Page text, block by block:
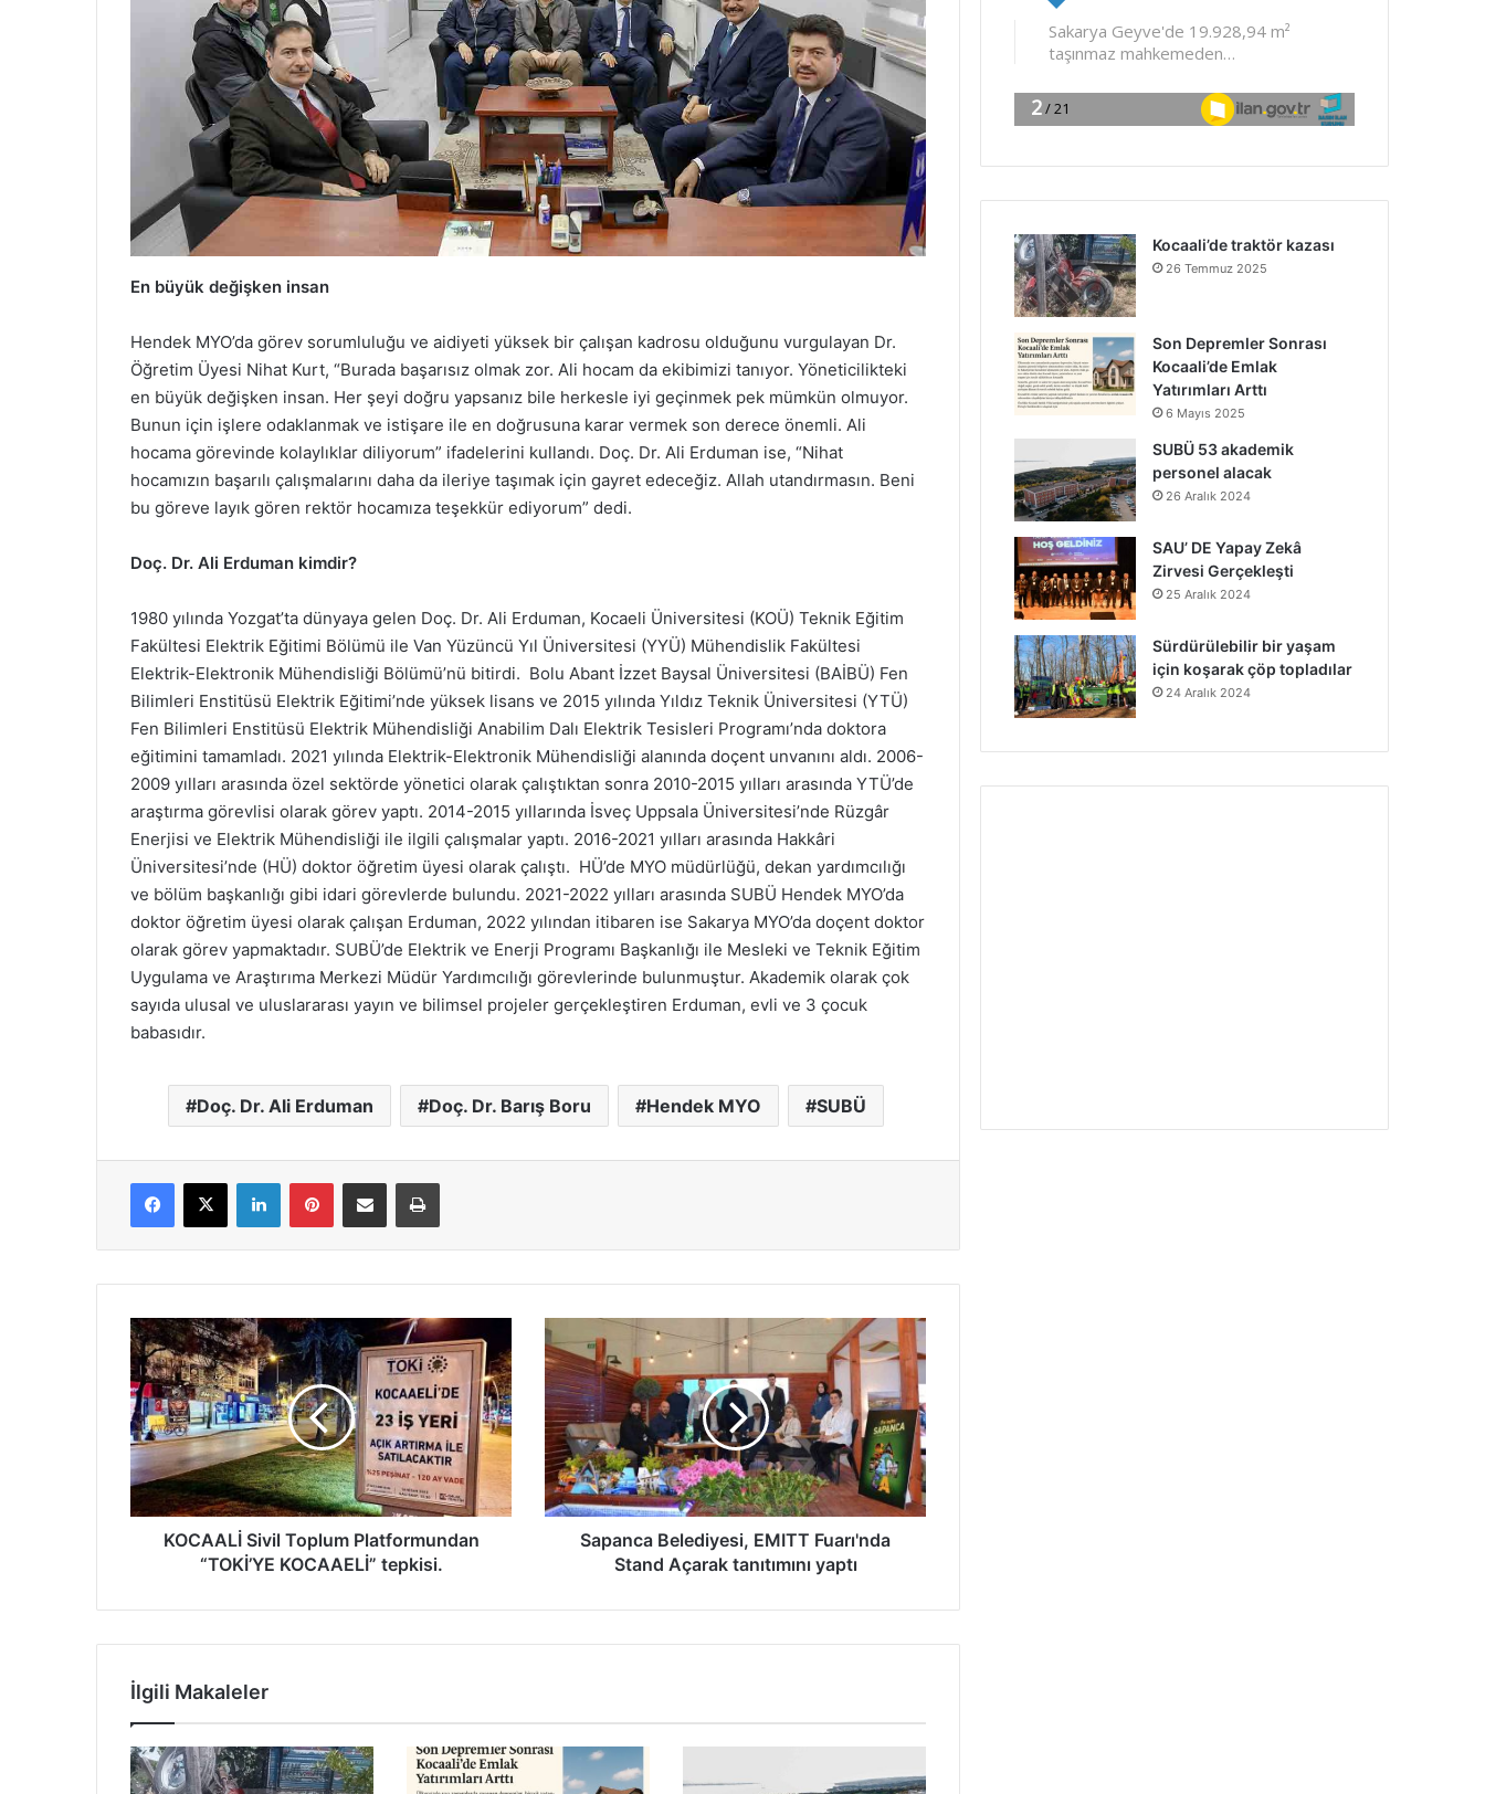
En büyük değişken insan
Hendek MYO’da görev sorumluluğu ve aidiyeti yüksek bir çalışan kadrosu olduğunu vurgulayan Dr.
Öğretim Üyesi Nihat Kurt, “Burada başarısız olmak zor. Ali hocam da ekibimizi tanıyor. Yöneticilikteki
en büyük değişken insan. Her şeyi doğru yapsanız bile herkesle iyi geçinmek pek mümkün olmuyor.
Bunun için işlere odaklanmak ve istişare ile en doğrusuna karar vermek son derece önemli. Ali
hocama görevinde kolaylıklar diliyorum” ifadelerini kullandı. Doç. Dr. Ali Erduman ise, “Nihat
hocamızın başarılı çalışmalarını daha da ileriye taşımak için gayret edeceğiz. Allah utandırmasın. Beni
bu göreve layık gören rektör hocamıza teşekkür ediyorum” dedi.
Doç. Dr. Ali Erduman kimdir?
1980 yılında Yozgat’ta dünyaya gelen Doç. Dr. Ali Erduman, Kocaeli Üniversitesi (KOÜ) Teknik Eğitim
Fakültesi Elektrik Eğitimi Bölümü ile Van Yüzüncü Yıl Üniversitesi (YYÜ) Mühendislik Fakültesi
Elektrik-Elektronik Mühendisliği Bölümü’nü bitirdi. Bolu Abant İzzet Baysal Üniversitesi (BAİBÜ) Fen
Bilimleri Enstitüsü Elektrik Eğitimi’nde yüksek lisans ve 2015 yılında Yıldız Teknik Üniversitesi (YTÜ)
Fen Bilimleri Enstitüsü Elektrik Mühendisliği Anabilim Dalı Elektrik Tesisleri Programı’nda doktora
eğitimini tamamladı. 2021 yılında Elektrik-Elektronik Mühendisliği alanında doçent unvanını aldı. 2006-
2009 yılları arasında özel sektörde yönetici olarak çalıştıktan sonra 2010-2015 yılları arasında YTÜ’de
araştırma görevlisi olarak görev yaptı. 2014-2015 yıllarında İsveç Uppsala Üniversitesi’nde Rüzgâr
Enerjisi ve Elektrik Mühendisliği ile ilgili çalışmalar yaptı. 2016-2021 yılları arasında Hakkâri
Üniversitesi’nde (HÜ) doktor öğretim üyesi olarak çalıştı. HÜ’de MYO müdürlüğü, dekan yardımcılığı
ve bölüm başkanlığı gibi idari görevlerde bulundu. 2021-2022 yılları arasında SUBÜ Hendek MYO’da
doktor öğretim üyesi olarak çalışan Erduman, 2022 yılından itibaren ise Sakarya MYO’da doçent doktor
olarak görev yapmaktadır. SUBÜ’de Elektrik ve Enerji Programı Başkanlığı ile Mesleki ve Teknik Eğitim
Uygulama ve Araştırıma Merkezi Müdür Yardımcılığı görevlerinde bulunmuştur. Akademik olarak çok
sayıda ulusal ve uluslararası yayın ve bilimsel projeler gerçekleştiren Erduman, evli ve 3 çocuk
babasıdır.
Doç. Dr. Ali Erduman Doç. Dr. Barış Boru Hendek MYO SUBÜ
Facebook
X LinkedInPinterestE-Posta ile paylaş Yazdır
KOCAALİ
Sivil
Toplum
Platformundan
“TOKİ’YE
KOCAAELİ”
tepkisi.
KOCAALİ Sivil Toplum Platformundan
“TOKİ’YE KOCAAELİ” tepkisi.
Sapanca
Belediyesi,
EMITT
Fuarı'nda
Stand
Açarak
tanıtımını
yaptı
Sapanca Belediyesi, EMITT Fuarı'nda
Stand Açarak tanıtımını yaptı
İlgili Makaleler
Kocaali’de traktör kazası
26 Temmuz 2025
Son Depremler Sonrası
Kocaali’de Emlak
Yatırımları Arttı
6 Mayıs 2025
SUBÜ 53 akademik
personel alacak
26 Aralık 2024
SAU’ DE Yapay Zekâ
Zirvesi Gerçekleşti
25 Aralık 2024
Sürdürülebilir bir yaşam
için koşarak çöp topladılar
24 Aralık 2024